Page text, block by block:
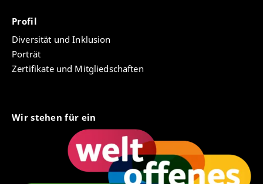
Profil
Diversität und Inklusion
Porträt
Zertifikate und Mitgliedschaften
Wir stehen für ein